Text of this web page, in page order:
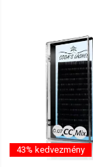
43% kedvezmény